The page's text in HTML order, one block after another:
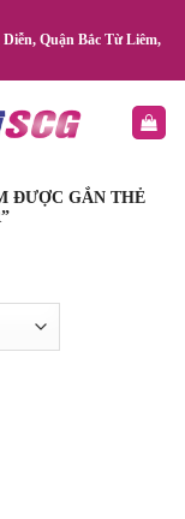
Quận Bắc Từ Liêm,
ĐƯỢC GẮN THẺ